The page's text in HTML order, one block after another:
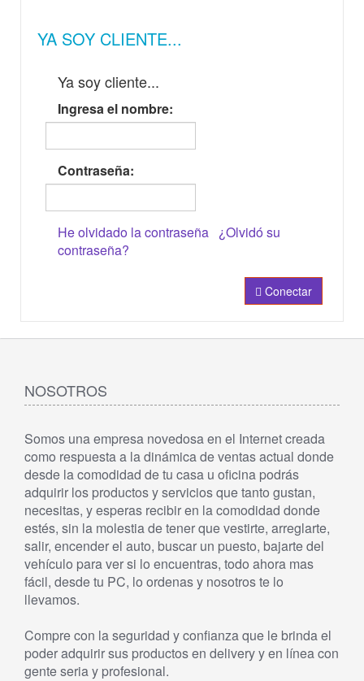
YA SOY CLIENTE...
Ya soy cliente...
Ingresa el nombre:
Contraseña:
He olvidado la contraseña ¿Olvidó su
contraseña?
Conectar
NOSOTROS
Somos una empresa novedosa en el Internet creada
como respuesta a la dinámica de ventas actual donde
desde la comodidad de tu casa u oficina podrás
adquirir los productos y servicios que tanto gustan,
necesitas, y esperas recibir en la comodidad donde
estés, sin la molestia de tener que vestirte, arreglarte,
salir, encender el auto, buscar un puesto, bajarte del
vehículo para ver si lo encuentras, todo ahora mas
fácil, desde tu PC, lo ordenas y nosotros te lo
llevamos.
Compre con la seguridad y confianza que le brinda el
poder adquirir sus productos en delivery y en línea con
gente seria y profesional.